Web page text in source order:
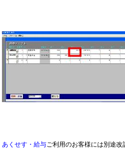
あくせす・給与ご利用のお客様には別途